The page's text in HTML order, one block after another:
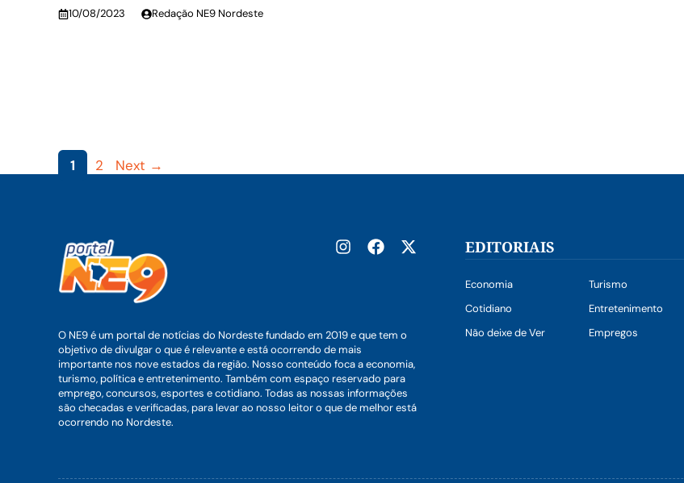
10/08/2023 Redação NE9 Nordeste
Page
1 Page
2 Next →
O NE9 é um portal de notícias do Nordeste fundado em 2019 e que tem o
objetivo de divulgar o que é relevante e está ocorrendo de mais
importante nos nove estados da região. Nosso conteúdo foca a economia,
turismo, política e entretenimento. Também com espaço reservado para
emprego, concursos, esportes e cotidiano. Todas as nossas informações
são checadas e verificadas, para levar ao nosso leitor o que de melhor está
ocorrendo no Nordeste.
EDITORIAIS
Economia Turismo
Cotidiano
Entretenimento
Não deixe de Ver
Empregos